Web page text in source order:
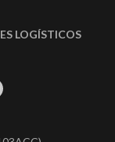
LOGÍSTICOS